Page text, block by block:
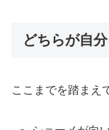
どちらが自
ここまでを踏まえ